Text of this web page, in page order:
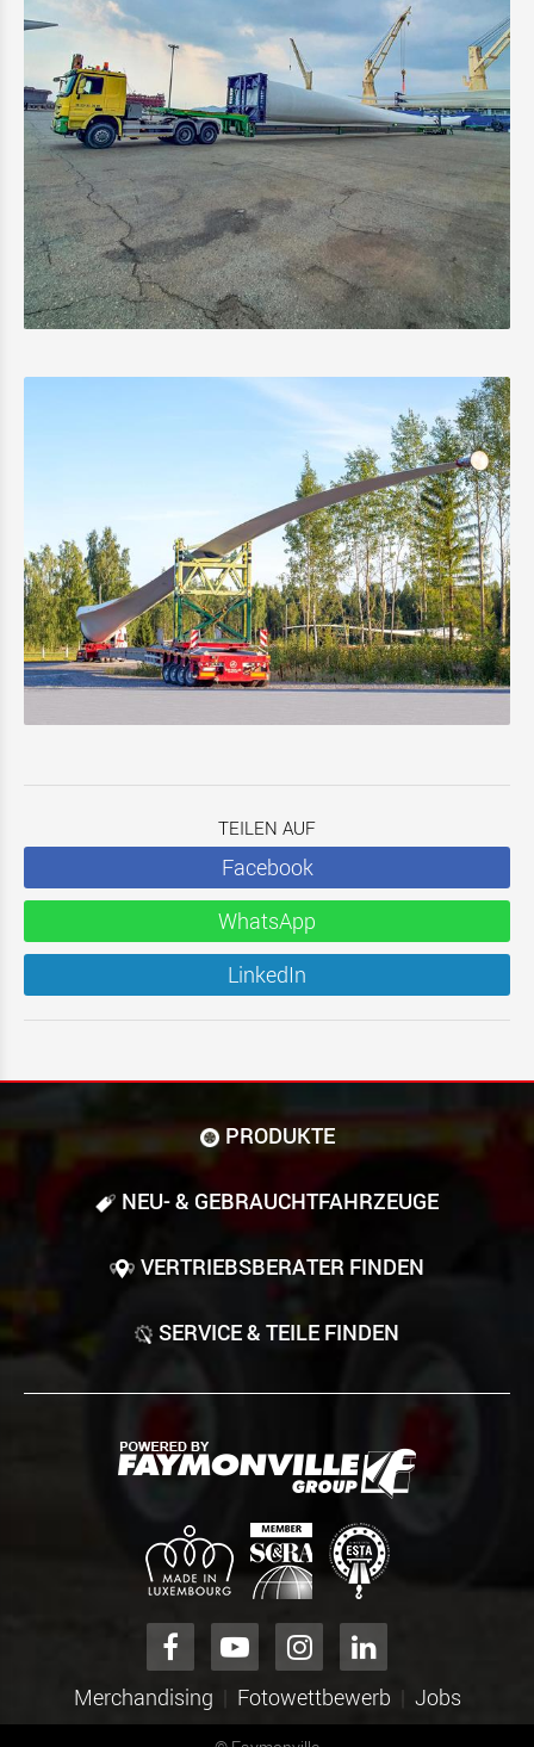
TEILEN AUF
Facebook
WhatsApp
LinkedIn
PRODUKTE
NEU- & GEBRAUCHT­FAHRZEUGE
VERTRIEBSBERATER FINDEN
SERVICE & TEILE FINDEN
Merchandising Fotowettbewerb Jobs